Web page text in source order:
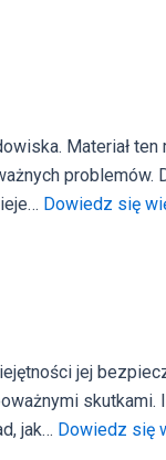
Materiał
problemów.
Dowiedz się
jej
skutkami.
jak… Dowiedz się